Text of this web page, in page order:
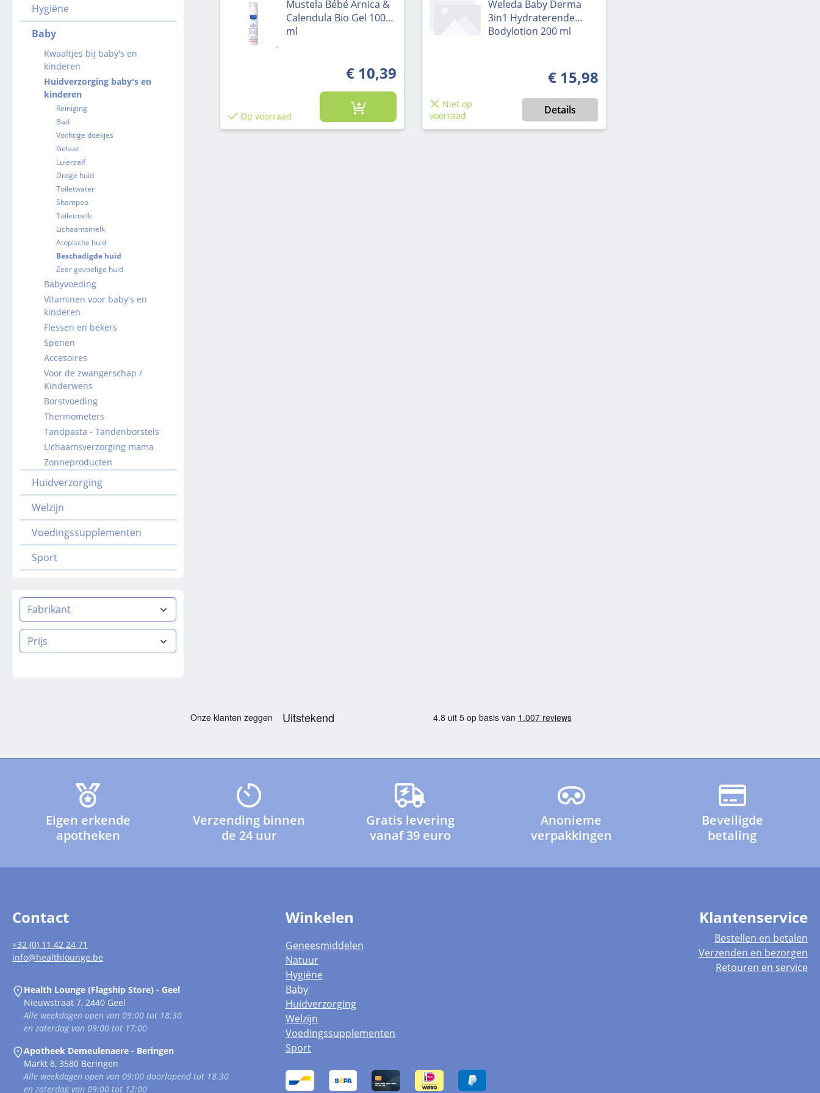
Hygiëne
Baby
Kwaaltjes bij baby's en
kinderen
Huidverzorging baby's en
kinderen
Reiniging
Bad
Vochtige doekjes
Gelaat
Luierzalf
Droge huid
Toiletwater
Shampoo
Toiletmelk
Lichaamsmelk
Atopische huid
Beschadigde huid
Zeer gevoelige huid
Babyvoeding
Vitaminen voor baby's en
kinderen
Flessen en bekers
Spenen
Accesoires
Voor de zwangerschap /
Kinderwens
Borstvoeding
Thermometers
Tandpasta - Tandenborstels
Lichaamsverzorging mama
Zonneproducten
Huidverzorging
Welzijn
Voedingssupplementen
Sport
Fabrikant
Prijs
Mustela Bébé Arnica &
Calendula Bio Gel 100
ml
€ 10,39
Op voorraad
Weleda Baby Derma
3in1 Hydraterende
Bodylotion 200 ml
Normale prijs:
€ 15,98
Niet op
voorraad
Details
Eigen erkende
apotheken
Verzending binnen
de 24 uur
Gratis levering
vanaf 39 euro
Anonieme
verpakkingen
Beveiligde
betaling
Contact
+32 (0) 11 42 24 71
info@healthlounge.be
Health Lounge (Flagship Store) - Geel
Nieuwstraat 7, 2440 Geel
Alle weekdagen open van 09:00 tot 18:30
en zaterdag van 09:00 tot 17:00
Apotheek Demeulenaere - Beringen
Markt 8, 3580 Beringen
Alle weekdagen open van 09:00 doorlopend tot 18.30
en zaterdag van 09:00 tot 12:00
Winkelen
Geneesmiddelen
Natuur
Hygiëne
Baby
Huidverzorging
Welzijn
Voedingssupplementen
Sport
Klantenservice
Bestellen en betalen
Verzenden en bezorgen
Retouren en service